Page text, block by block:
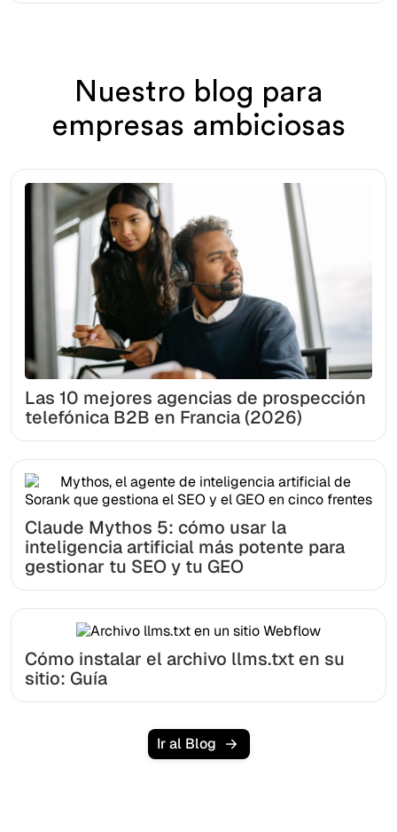
Nuestro blog para
empresas ambiciosas
Las 10 mejores agencias de prospección
telefónica B2B en Francia (2026)
Claude Mythos 5: cómo usar la
inteligencia artificial más potente para
gestionar tu SEO y tu GEO
Cómo instalar el archivo llms.txt en su
sitio: Guía
Ir al Blog